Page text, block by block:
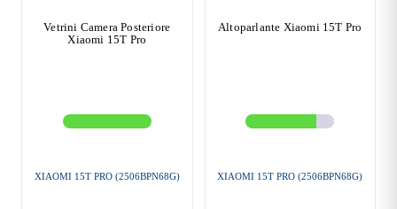
Vetrini Camera Posteriore
Xiaomi 15T Pro
XIAOMI 15T PRO (2506BPN68G)
Altoparlante Xiaomi 15T Pro
XIAOMI 15T PRO (2506BPN68G)